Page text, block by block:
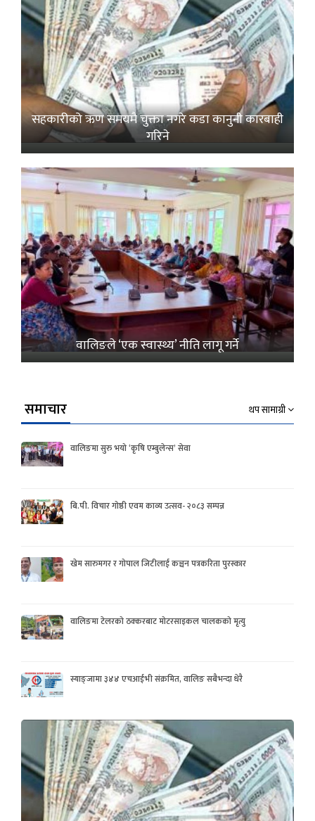
सहकारीको ऋण समयमै चुक्ता नगरे कडा कानुनी कारबाही
गरिने
वालिङले ‘एक स्वास्थ्य’ नीति लागू गर्ने
समाचार थप सामाग्री
वालिङमा सुरु भयो ‘कृषि एम्बुलेन्स’ सेवा
बि.पी. विचार गोष्ठी एवम काव्य उत्सव- २०८३ सम्पन्न
खेम सारुमगर र गोपाल जिटीलाई कञ्चन पत्रकरिता पुरस्कार
वालिङमा टेलरको ठक्करबाट मोटरसाइकल चालकको मृत्यु
स्याङ्जामा ३४४ एचआईभी संक्रमित, वालिङ सबैभन्दा धेरै